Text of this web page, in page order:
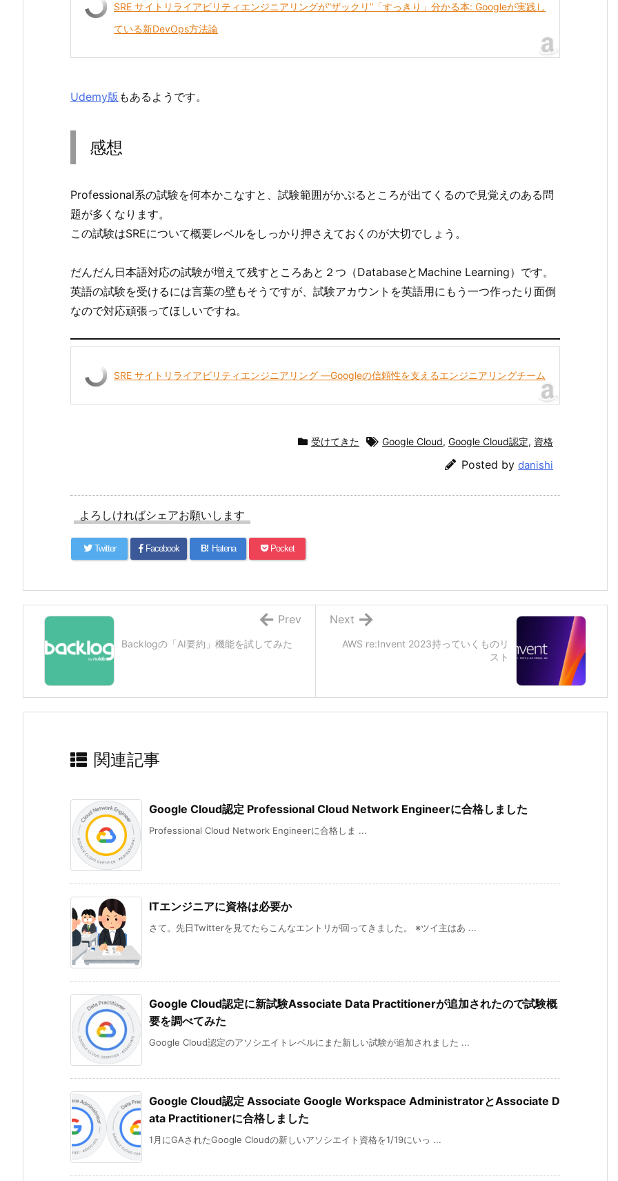
SRE サイトリライアビリティエンジニアリングが”ザックリ”「すっきり」分かる本: Googleが実践し
ている新DevOps方法論
Udemy版 もあるようです。
感想
Professional系の試験を何本かこなすと、試験範囲がかぶるところが出てくるので見覚えのある問
題が多くなります。
この試験はSREについて概要レベルをしっかり押さえておくのが大切でしょう。
だんだん日本語対応の試験が増えて残すところあと２つ（DatabaseとMachine Learning）です。
英語の試験を受けるには言葉の壁もそうですが、試験アカウントを英語用にもう一つ作ったり面倒
なので対応頑張ってほしいですね。
SRE サイトリライアビリティエンジニアリング ―Googleの信頼性を支えるエンジニアリングチーム
受けてきた Google Cloud, Google Cloud認定, 資格
Posted by danishi
よろしければシェアお願いします
Twitter Facebook B! Hatena Pocket
AWS re:Invent 2023持っていくものリ
スト
Next
Backlogの「AI要約」機能を試してみた
Prev
関連記事
Google Cloud認定 Professional Cloud Network Engineerに合格しました
Professional Cloud Network Engineerに合格しま ...
ITエンジニアに資格は必要か
さて。先日Twitterを見てたらこんなエントリが回ってきました。 ※ツイ主はあ ...
Google Cloud認定に新試験Associate Data Practitionerが追加されたので試験概
要を調べてみた
Google Cloud認定のアソシエイトレベルにまた新しい試験が追加されました ...
Google Cloud認定 Associate Google Workspace AdministratorとAssociate D
ata Practitionerに合格しました
1月にGAされたGoogle Cloudの新しいアソシエイト資格を1/19にいっ ...